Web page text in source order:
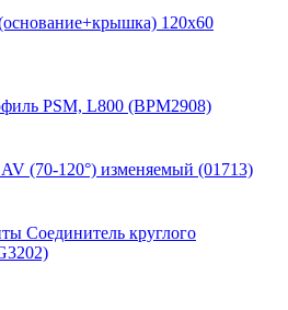
120х60
PSM, L800 (BPM2908)
(70-120°) изменяемый (01713)
Соединитель круглого